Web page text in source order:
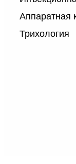
Аппаратная
Трихология